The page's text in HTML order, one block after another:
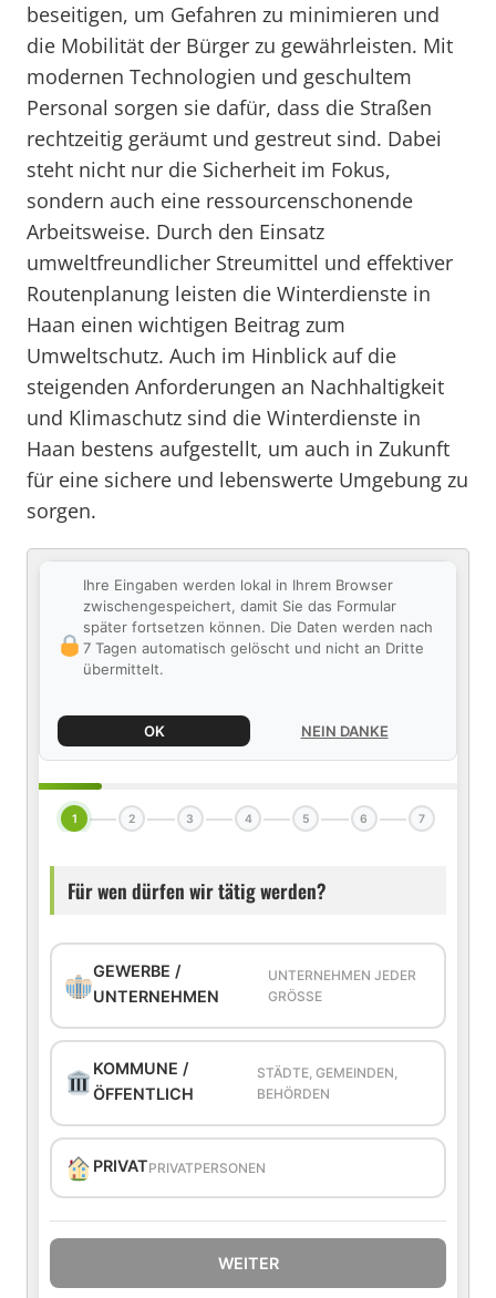
beseitigen, um Gefahren zu minimieren und
die Mobilität der Bürger zu gewährleisten. Mit
modernen Technologien und geschultem
Personal sorgen sie dafür, dass die Straßen
rechtzeitig geräumt und gestreut sind. Dabei
steht nicht nur die Sicherheit im Fokus,
sondern auch eine ressourcenschonende
Arbeitsweise. Durch den Einsatz
umweltfreundlicher Streumittel und effektiver
Routenplanung leisten die Winterdienste in
Haan einen wichtigen Beitrag zum
Umweltschutz. Auch im Hinblick auf die
steigenden Anforderungen an Nachhaltigkeit
und Klimaschutz sind die Winterdienste in
Haan bestens aufgestellt, um auch in Zukunft
für eine sichere und lebenswerte Umgebung zu
sorgen.
Ihre Eingaben werden lokal in Ihrem Browser
zwischengespeichert, damit Sie das Formular
später fortsetzen können. Die Daten werden nach
7 Tagen automatisch gelöscht und nicht an Dritte
übermittelt.
OK NEIN DANKE
1 2 3 4 5 6 7
Für wen dürfen wir tätig werden?
GEWERBE /
UNTERNEHMEN
UNTERNEHMEN JEDER
GRÖSSE
KOMMUNE /
ÖFFENTLICH
STÄDTE, GEMEINDEN,
BEHÖRDEN
PRIVATPRIVATPERSONEN
WEITER